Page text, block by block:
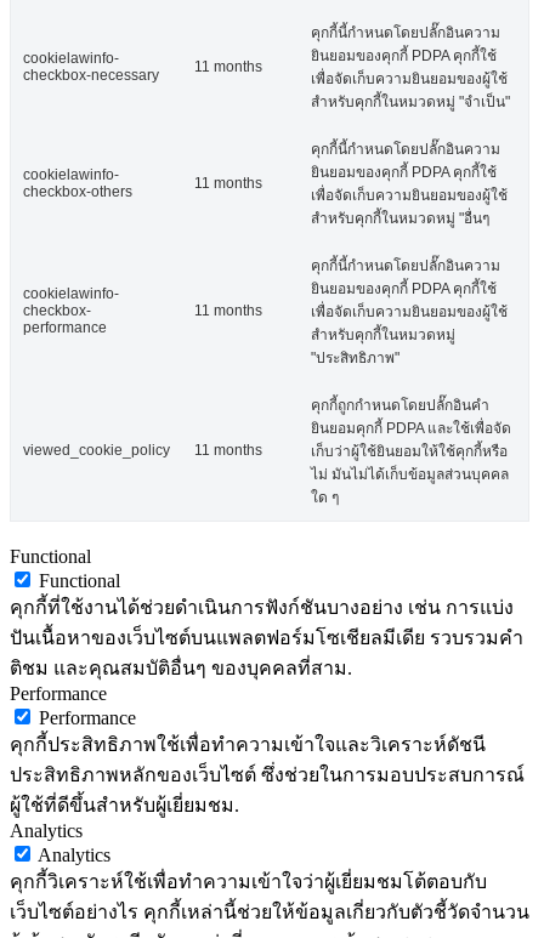
cookielawinfo-
checkbox-necessary
11 months
คุกกี้นี้กำหนดโดยปลั๊กอินความ
ยินยอมของคุกกี้ PDPA คุกกี้ใช้
เพื่อจัดเก็บความยินยอมของผู้ใช้
สำหรับคุกกี้ในหมวดหมู่ "จำเป็น"
cookielawinfo-
checkbox-others
11 months
คุกกี้นี้กำหนดโดยปลั๊กอินความ
ยินยอมของคุกกี้ PDPA คุกกี้ใช้
เพื่อจัดเก็บความยินยอมของผู้ใช้
สำหรับคุกกี้ในหมวดหมู่ "อื่นๆ
cookielawinfo-
checkbox-
performance
11 months
คุกกี้นี้กำหนดโดยปลั๊กอินความ
ยินยอมของคุกกี้ PDPA คุกกี้ใช้
เพื่อจัดเก็บความยินยอมของผู้ใช้
สำหรับคุกกี้ในหมวดหมู่
"ประสิทธิภาพ"
viewed_cookie_policy 11 months
คุกกี้ถูกกำหนดโดยปลั๊กอินคำ
ยินยอมคุกกี้ PDPA และใช้เพื่อจัด
เก็บว่าผู้ใช้ยินยอมให้ใช้คุกกี้หรือ
ไม่ มันไม่ได้เก็บข้อมูลส่วนบุคคล
ใด ๆ
Functional
Functional
คุกกี้ที่ใช้งานได้ช่วยดำเนินการฟังก์ชันบางอย่าง เช่น การแบ่ง
ปันเนื้อหาของเว็บไซต์บนแพลตฟอร์มโซเชียลมีเดีย รวบรวมคำ
ติชม และคุณสมบัติอื่นๆ ของบุคคลที่สาม.
Performance
Performance
คุกกี้ประสิทธิภาพใช้เพื่อทำความเข้าใจและวิเคราะห์ดัชนี
ประสิทธิภาพหลักของเว็บไซต์ ซึ่งช่วยในการมอบประสบการณ์
ผู้ใช้ที่ดีขึ้นสำหรับผู้เยี่ยมชม.
Analytics
Analytics
คุกกี้วิเคราะห์ใช้เพื่อทำความเข้าใจว่าผู้เยี่ยมชมโต้ตอบกับ
เว็บไซต์อย่างไร คุกกี้เหล่านี้ช่วยให้ข้อมูลเกี่ยวกับตัวชี้วัดจำนวน